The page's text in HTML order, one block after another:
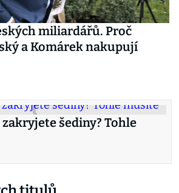
miliardářů. Proč
a Komárek nakupují
šediny? Tohle